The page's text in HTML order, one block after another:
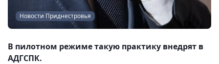
Новости Приднестровья
В пилотном режиме такую практику внедрят в
АДГСПК.